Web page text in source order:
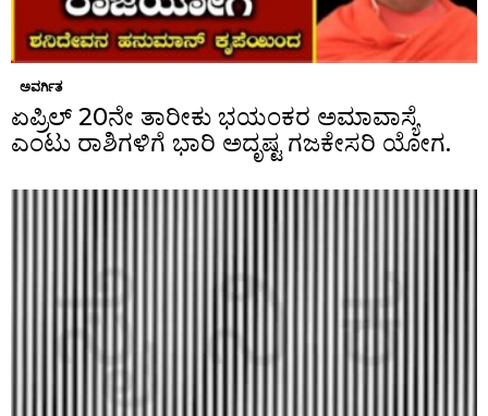
ಅವರ್ಗಿತ
ಏಪ್ರಿಲ್ 20ನೇ ತಾರೀಕು ಭಯಂಕರ ಅಮಾವಾಸ್ಯೆ
ಎಂಟು ರಾಶಿಗಳಿಗೆ ಭಾರಿ ಅದೃಷ್ಟ ಗಜಕೇಸರಿ ಯೋಗ.